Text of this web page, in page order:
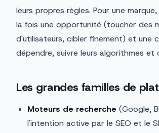
leurs propres règles. Pour une
la fois une opportunité (toucher des
d'utilisateurs, cibler finement) et une
dépendre, suivre leurs algorithmes et
Les grandes familles de
Moteurs de recherche (Google,
l'intention active par le SEO et le